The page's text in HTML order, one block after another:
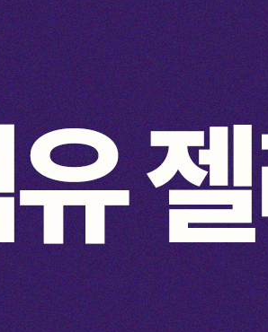
코 라이프 하세요!